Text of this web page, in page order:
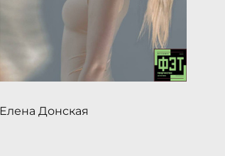
Елена Донская